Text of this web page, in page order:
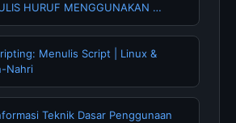
HURUF MENGGUNAKAN …
Menulis Script | Linux &
Nahri
Teknik Dasar Penggunaan